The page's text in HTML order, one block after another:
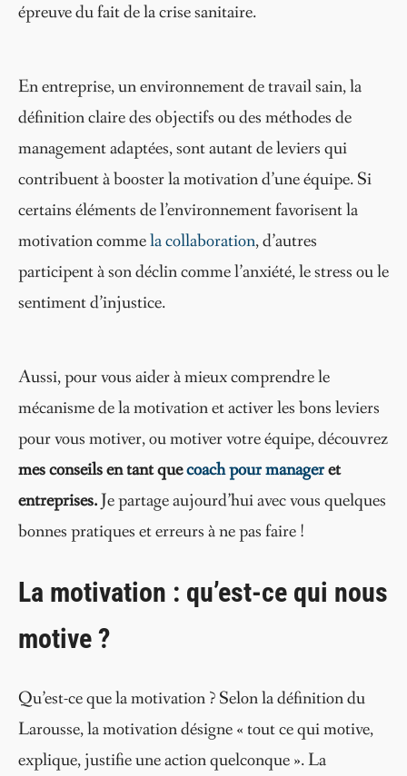
épreuve du fait de la crise sanitaire.
En entreprise, un environnement de travail sain, la
définition claire des objectifs ou des méthodes de
management adaptées, sont autant de leviers qui
contribuent à booster la motivation d’une équipe. Si
certains éléments de l’environnement favorisent la
motivation commela collaboration, d’autres
participent à son déclin comme l’anxiété, le stress ou le
sentiment d’injustice.
Aussi, pour vous aider à mieux comprendre le
mécanisme de la motivation et activer les bons leviers
pour vous motiver, ou motiver votre équipe, découvrez
mes conseils en tant quecoach pour manageret
entreprises.Je partage aujourd’hui avec vous quelques
bonnes pratiques et erreurs à ne pas faire !
La motivation : qu’est-ce qui nous
motive ?
Qu’est-ce que la motivation ? Selon la définition du
Larousse, la motivation désigne « tout ce qui motive,
explique, justifie une action quelconque ». La